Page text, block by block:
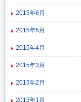
2015年6月
2015年5月
2015年4月
2015年3月
2015年2月
2015年1月